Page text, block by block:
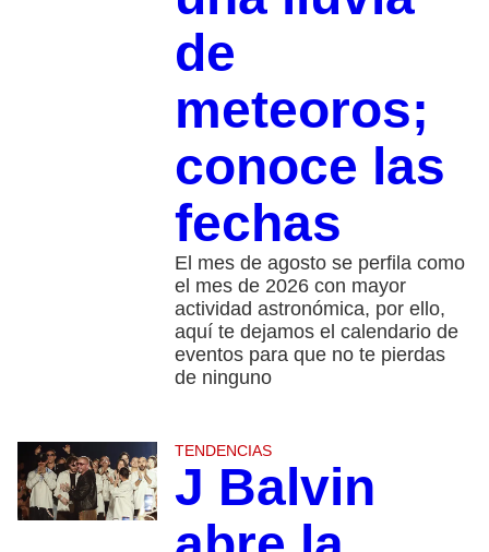
de
meteoros;
conoce las
fechas
El mes de agosto se perfila como
el mes de 2026 con mayor
actividad astronómica, por ello,
aquí te dejamos el calendario de
eventos para que no te pierdas
de ninguno
TENDENCIAS
J Balvin